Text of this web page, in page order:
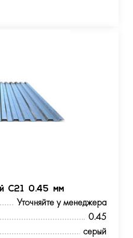
С21 0.45 мм
Уточняйте у менеджера
0.45
серый